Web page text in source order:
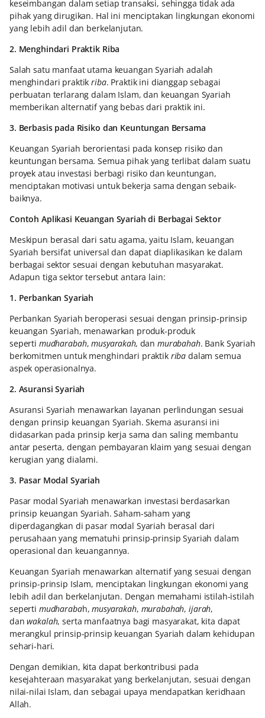
keseimbangan dalam setiap transaksi, sehingga tidak ada
pihak yang dirugikan. Hal ini menciptakan lingkungan ekonomi
yang lebih adil dan berkelanjutan.
2. Menghindari Praktik Riba
Salah satu manfaat utama keuangan Syariah adalah
menghindari praktikriba. Praktik ini dianggap sebagai
perbuatan terlarang dalam Islam, dan keuangan Syariah
memberikan alternatif yang bebas dari praktik ini.
3. Berbasis pada Risiko dan Keuntungan Bersama
Keuangan Syariah berorientasi pada konsep risiko dan
keuntungan bersama. Semua pihak yang terlibat dalam suatu
proyek atau investasi berbagi risiko dan keuntungan,
menciptakan motivasi untuk bekerja sama dengan sebaik-
baiknya.
Contoh Aplikasi Keuangan Syariah di Berbagai Sektor
Meskipun berasal dari satu agama, yaitu Islam, keuangan
Syariah bersifat universal dan dapat diaplikasikan ke dalam
berbagai sektor sesuai dengan kebutuhan masyarakat.
Adapun tiga sektor tersebut antara lain:
1. Perbankan Syariah
Perbankan Syariah beroperasi sesuai dengan prinsip-prinsip
keuangan Syariah, menawarkan produk-produk
seperti mudharabah,musyarakah, danmurabahah. Bank Syariah
berkomitmen untuk menghindari praktik riba dalam semua
aspek operasionalnya.
2. Asuransi Syariah
Asuransi Syariah menawarkan layanan perlindungan sesuai
dengan prinsip keuangan Syariah. Skema asuransi ini
didasarkan pada prinsip kerja sama dan saling membantu
antar peserta, dengan pembayaran klaim yang sesuai dengan
kerugian yang dialami.
3. Pasar Modal Syariah
Pasar modal Syariah menawarkan investasi berdasarkan
prinsip keuangan Syariah. Saham-saham yang
diperdagangkan di pasar modal Syariah berasal dari
perusahaan yang mematuhi prinsip-prinsip Syariah dalam
operasional dan keuangannya.
Keuangan Syariah menawarkan alternatif yang sesuai dengan
prinsip-prinsip Islam, menciptakan lingkungan ekonomi yang
lebih adil dan berkelanjutan. Dengan memahami istilah-istilah
seperti mudharabah,musyarakah, murabahah,ijarah,
danwakalah, serta manfaatnya bagi masyarakat, kita dapat
merangkul prinsip-prinsip keuangan Syariah dalam kehidupan
sehari-hari.
Dengan demikian, kita dapat berkontribusi pada
kesejahteraan masyarakat yang berkelanjutan, sesuai dengan
nilai-nilai Islam, dan sebagai upaya mendapatkan keridhaan
Allah.